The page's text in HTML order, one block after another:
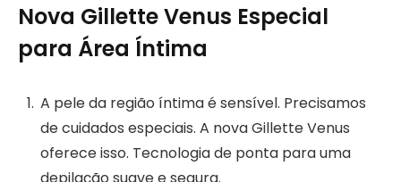
Nova Gillette Venus Especial
para Área Íntima
A pele da região íntima é sensível. Precisamos
de cuidados especiais. A nova Gillette Venus
oferece isso. Tecnologia de ponta para uma
depilação suave e segura.